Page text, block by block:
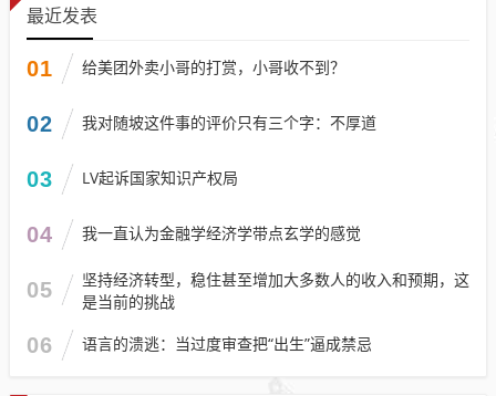
最近发表
01 给美团外卖小哥的打赏，小哥收不到？
02 我对随坡这件事的评价只有三个字：不厚道
03 LV起诉国家知识产权局
04 我一直认为金融学经济学带点玄学的感觉
05
坚持经济转型，稳住甚至增加大多数人的收入和预期，这
是当前的挑战
06 语言的溃逃：当过度审查把“出生”逼成禁忌